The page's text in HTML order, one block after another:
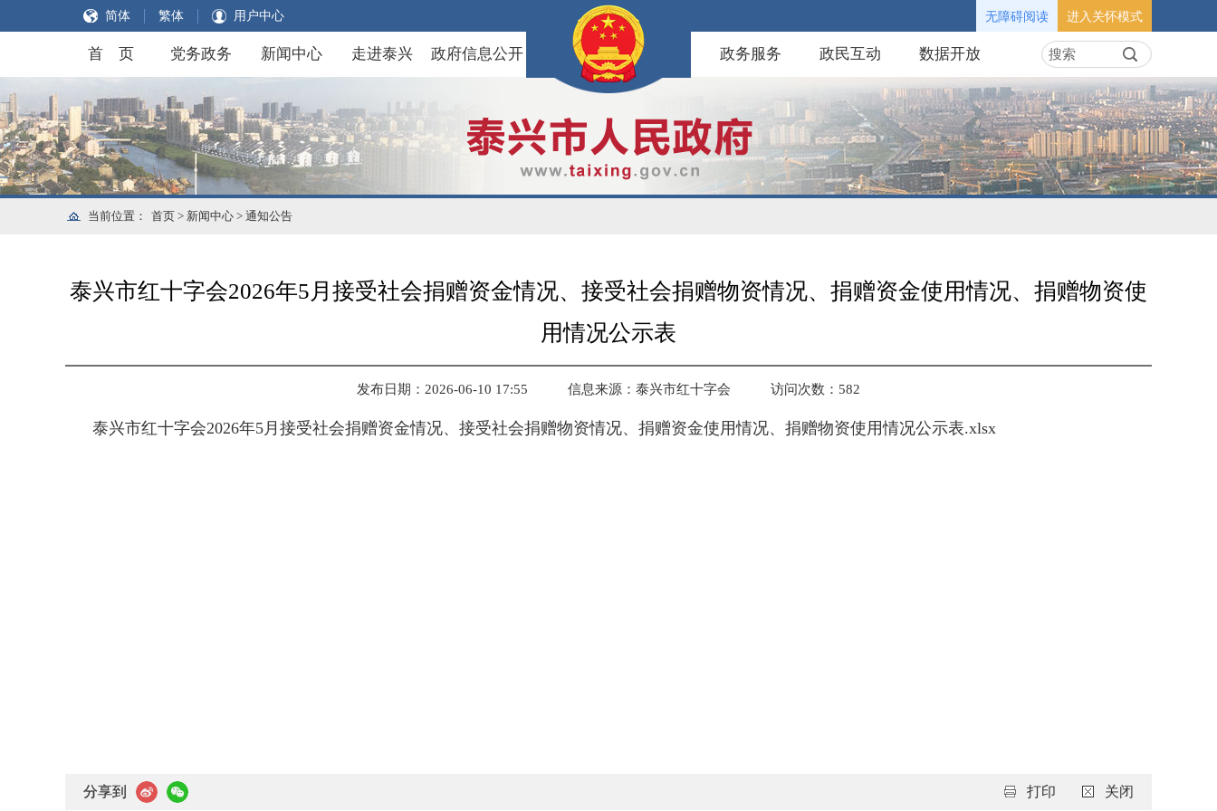
简体 繁体 用户中心 无障碍阅读 进入关怀模式
首 页 党务政务 新闻中心 走进泰兴 政府信息公开 政务服务 政民互动 数据开放
当前位置： 首页 > 新闻中心 > 通知公告
泰兴市红十字会2026年5月接受社会捐赠资金情况、接受社会捐赠物资情况、捐赠资金使用情况、捐赠物资使
用情况公示表
发布日期：2026-06-10 17:55 信息来源：泰兴市红十字会 访问次数： 582
泰兴市红十字会2026年5月接受社会捐赠资金情况、接受社会捐赠物资情况、捐赠资金使用情况、捐赠物资使用情况公示表.xlsx
分享到 打印 关闭